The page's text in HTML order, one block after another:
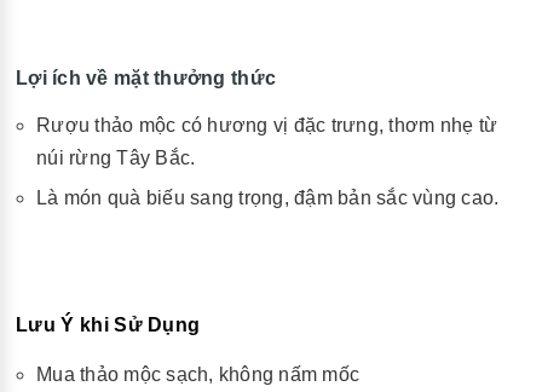
Lợi ích về mặt thưởng thức
Rượu thảo mộc có hương vị đặc trưng, thơm nhẹ từ
núi rừng Tây Bắc.
Là món quà biếu sang trọng, đậm bản sắc vùng cao.
Lưu Ý khi Sử Dụng
Mua thảo mộc sạch, không nấm mốc